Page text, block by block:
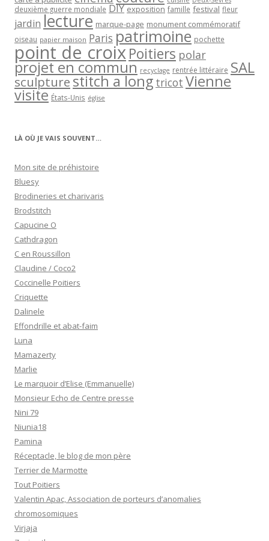
deuxième guerre mondiale DIY exposition famille festival fleur
jardin lecture marque-page monument commémoratif
oiseau papier maison Paris patrimoine pochette
point de croixPoitiers polar
projet en commun recyclage rentrée littéraire SAL
sculpturestitch a long tricot Vienne
visite États-Unis église
LÀ OÙ JE VAIS SOUVENT…
Mon site de préhistoire
Bluesy
Brodineries et charivaris
Brodstitch
Capucine O
Cathdragon
C en Roussillon
Claudine / Coco2
Coccinelle Poitiers
Criquette
Dalinele
Effondrille et abat-faim
Luna
Mamazerty
Marlie
Le marquoir d’Elise (Emmanuelle)
Monsieur Echo de Centre presse
Nini 79
Niunia18
Pamina
Réceptacle, le blog de mon père
Terrier de Marmotte
Tout Poitiers
Valentin Apac, Association de porteurs d’anomalies
chromosomiques
Virjaja